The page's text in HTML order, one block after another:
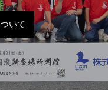
いて